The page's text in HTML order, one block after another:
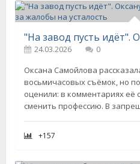
24.03.2026
0
Оксана Самойлова
восьмичасовых съёмок, но
оценили: в комментариях её
сменить профессию. В
+157